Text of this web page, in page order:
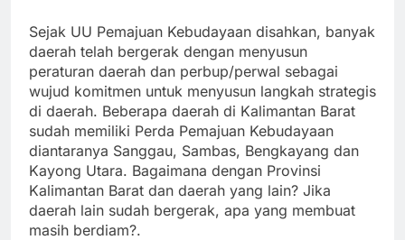
Sejak UU Pemajuan Kebudayaan disahkan, banyak
daerah telah bergerak dengan menyusun
peraturan daerah dan perbup/perwal sebagai
wujud komitmen untuk menyusun langkah strategis
di daerah. Beberapa daerah di Kalimantan Barat
sudah memiliki Perda Pemajuan Kebudayaan
diantaranya Sanggau, Sambas, Bengkayang dan
Kayong Utara. Bagaimana dengan Provinsi
Kalimantan Barat dan daerah yang lain? Jika
daerah lain sudah bergerak, apa yang membuat
masih berdiam?.